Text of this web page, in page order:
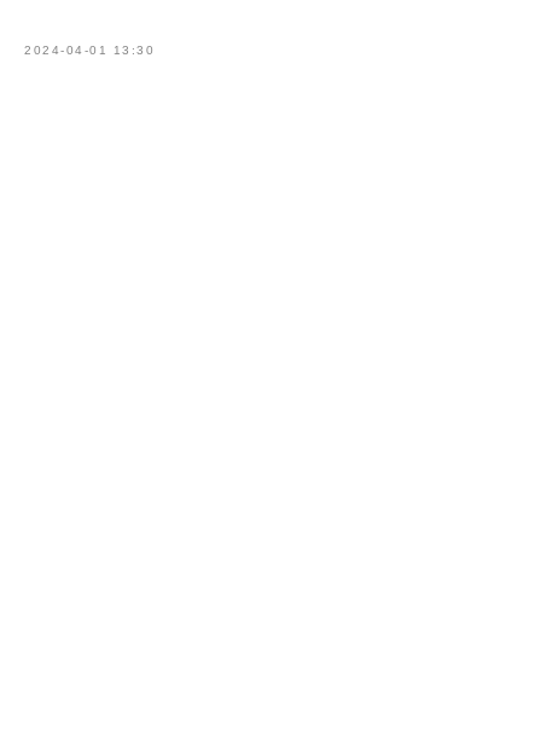
2024-04-01 13:30